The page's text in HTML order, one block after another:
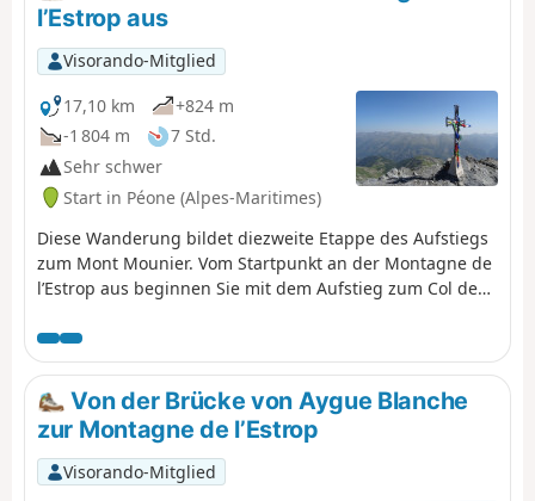
l’Estrop aus
Visorando-Mitglied
17,10 km
+824 m
-1 804 m
7 Std.
Sehr schwer
Start in Péone (Alpes-Maritimes)
Diese Wanderung bildet diezweite Etappe des Aufstiegs
zum Mont Mounier. Vom Startpunkt an der Montagne de
l’Estrop aus beginnen Sie mit dem Aufstieg zum Col de
gleichnamige Schlucht und die Haute-Tinée genießen
können. Anschließend gelangen Sie auf den Kamm des
Mont Mounier, dem Sie bis zum Gipfel folgen. Der
Abstieg führt über den Weiler La Colle, bevor es wieder
hinauf zur Tête de Charnaye geht, von dort hinunter zum
Altisurface und schließlich im letzten Abschnitt hinunter
zum Pont d’Aygue Blanche.
Von der Brücke von Aygue Blanche
zur Montagne de l’Estrop
Visorando-Mitglied